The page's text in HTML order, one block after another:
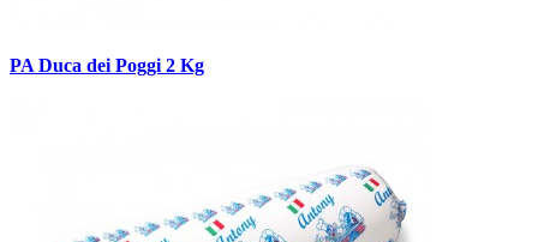
PA Duca dei Poggi 2 Kg